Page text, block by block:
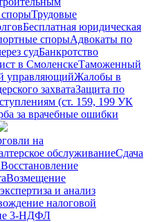
Трудовые
Бесплатная юридическая
спорыАдвокаты по
судБанкротство
в СмоленскеТаможенный
управляющийЖалобы в
захватаЗащита по
(ст. 159, 199 УК
за врачебные ошибки
на
обслуживаниеСдача
Восстановление
Возмещение
и анализ
налоговой
3-НДФЛ